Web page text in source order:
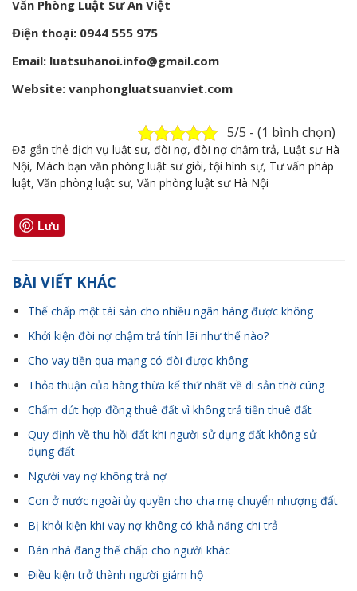
Văn Phòng Luật Sư An Việt
Điện thoại: 0944 555 975
Email: luatsuhanoi.info@gmail.com
Website: vanphongluatsuanviet.com
5/5 - (1 bình chọn)
Đã gắn thẻ dịch vụ luật sư, đòi nợ, đòi nợ chậm trả, Luật sư Hà
Nội, Mách bạn văn phòng luật sư giỏi,tội hình sự, Tư vấn pháp
luật, Văn phòng luật sư, Văn phòng luật sư Hà Nội
Lưu
BÀI VIẾT KHÁC
Thế chấp một tài sản cho nhiều ngân hàng được không
Khởi kiện đòi nợ chậm trả tính lãi như thế nào?
Cho vay tiền qua mạng có đòi được không
Thỏa thuận của hàng thừa kế thứ nhất về di sản thờ cúng
Chấm dứt hợp đồng thuê đất vì không trả tiền thuê đất
Quy định về thu hồi đất khi người sử dụng đất không sử
dụng đất
Người vay nợ không trả nợ
Con ở nước ngoài ủy quyền cho cha mẹ chuyển nhượng đất
Bị khỏi kiện khi vay nợ không có khả năng chi trả
Bán nhà đang thế chấp cho người khác
Điều kiện trở thành người giám hộ